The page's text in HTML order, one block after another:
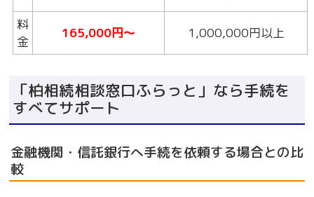
料
金
165,000円～ 1,000,000円以上
「柏相続相談窓口ふらっと」なら手続を
すべてサポート
金融機関・信託銀行へ手続を依頼する場合との比
較